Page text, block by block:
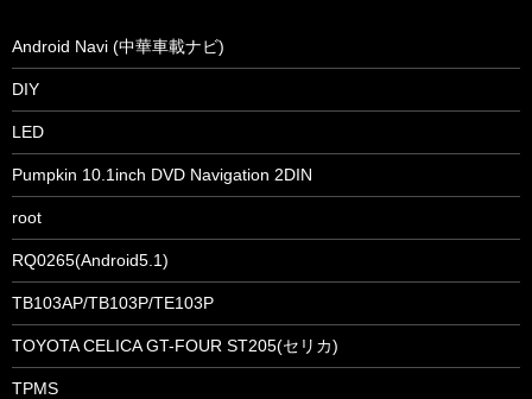
Android Navi (中華車載ナビ)
DIY
LED
Pumpkin 10.1inch DVD Navigation 2DIN
root
RQ0265(Android5.1)
TB103AP/TB103P/TE103P
TOYOTA CELICA GT-FOUR ST205(セリカ)
TPMS